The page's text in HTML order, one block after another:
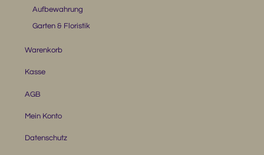
Aufbewahrung
Garten & Floristik
Warenkorb
Kasse
AGB
Mein Konto
Datenschutz